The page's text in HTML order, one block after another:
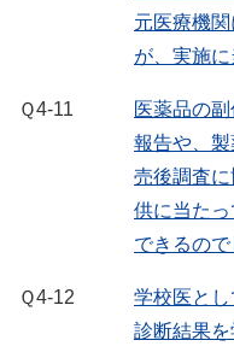
元医療機
が、実施に
Ｑ4-11
医薬品の
報告や、
売後調査
供に当た
できるので
Ｑ4-12
学校医とし
診断結果